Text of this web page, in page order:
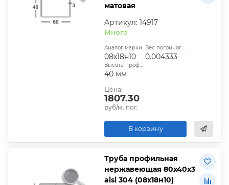
матовая
Артикул: 14917
Много
Аналог марки стали:
08х18н10
Вес погонного метра, т.:
0.004333
Высота профиля:
40 мм
Цена:
1807.30
руб/м. пог.
В корзину
Труба профильная
нержавеющая 80х40х3
aisi 304 (08х18н10)